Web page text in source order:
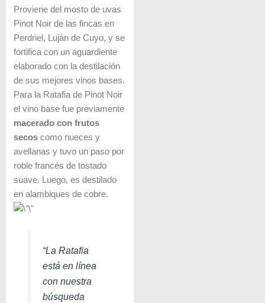
Proviene del mosto de uvas
Pinot Noir de las fincas en
Perdriel, Luján de Cuyo, y se
fortifica con un aguardiente
elaborado con la destilación
de sus mejores vinos bases.
Para la Ratafia de Pinot Noir
el vino base fue previamente
macerado con frutos
secoscomo nueces y
avellanas y tuvo un paso por
roble francés de tostado
suave. Luego, es destilado
en alambiques de cobre.
“La Ratafia
está en línea
con nuestra
búsqueda